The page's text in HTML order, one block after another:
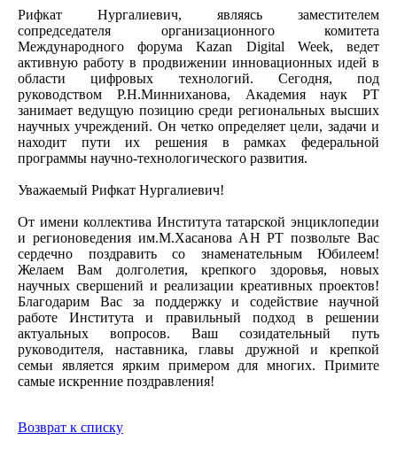
Рифкат Нургалиевич, являясь заместителем
сопредседателя организационного комитета
Международного форума Kazan Digital Week, ведет
активную работу в продвижении инновационных идей в
области цифровых технологий. Сегодня, под
руководством Р.Н.Минниханова, Академия наук РТ
занимает ведущую позицию среди региональных высших
научных учреждений. Он четко определяет цели, задачи и
находит пути их решения в рамках федеральной
программы научно-технологического развития.
Уважаемый Рифкат Нургалиевич!
От имени коллектива Института татарской энциклопедии
и регионоведения им.М.Хасанова АН РТ позвольте Вас
сердечно поздравить со знаменательным Юбилеем!
Желаем Вам долголетия, крепкого здоровья, новых
научных свершений и реализации креативных проектов!
Благодарим Вас за поддержку и содействие научной
работе Института и правильный подход в решении
актуальных вопросов. Ваш созидательный путь
руководителя, наставника, главы дружной и крепкой
семьи является ярким примером для многих. Примите
самые искренние поздравления!
Возврат к списку